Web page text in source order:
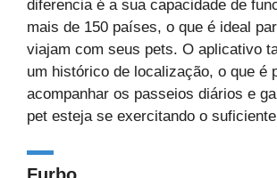
diferencia é a sua capacidade de
mais de 150 países, o que é ideal
viajam com seus pets. O aplicativo
um histórico de localização, o que é
acompanhar os passeios diários e
pet esteja se exercitando o
Furbo